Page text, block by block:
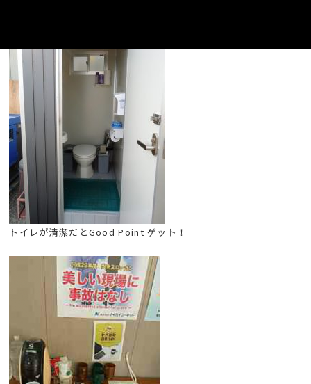
トイレが清潔だとGood Point ゲット！